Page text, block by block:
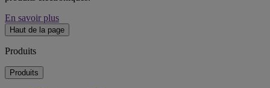
En savoir plus
Haut de la page
Produits
Produits